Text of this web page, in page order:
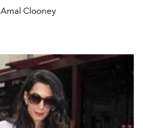
Amal Clooney